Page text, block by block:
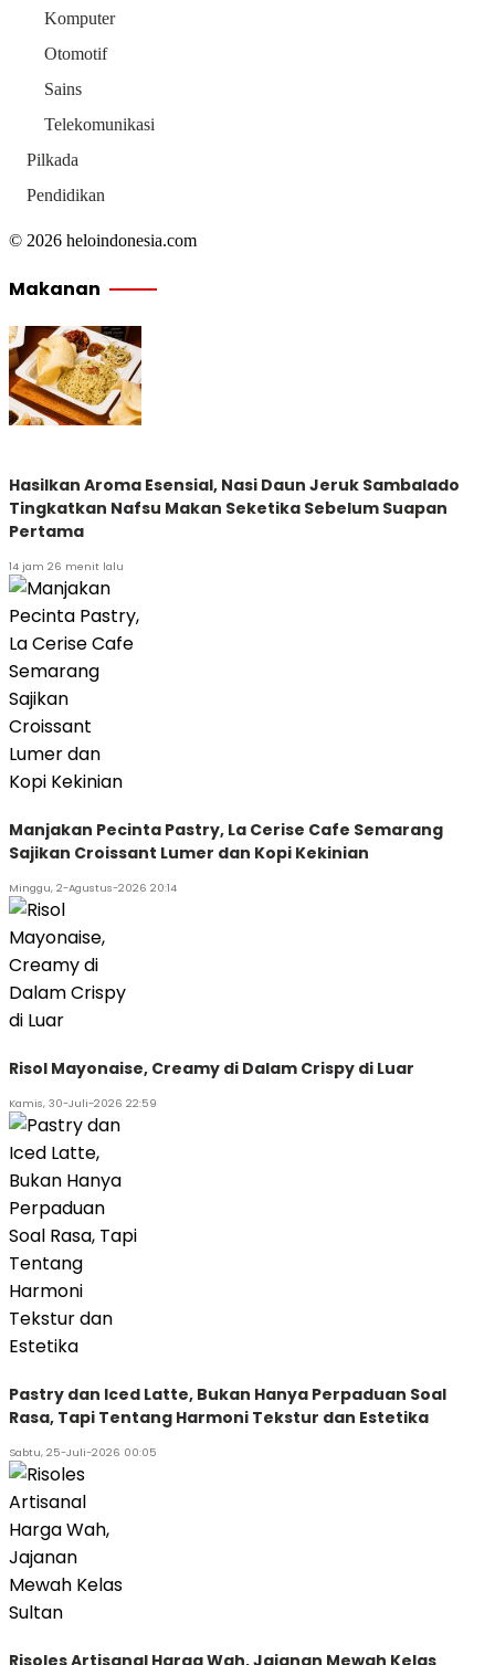
Komputer
Otomotif
Sains
Telekomunikasi
Pilkada
Pendidikan
© 2026 heloindonesia.com
Makanan
Hasilkan Aroma Esensial, Nasi Daun Jeruk Sambalado
Tingkatkan Nafsu Makan Seketika Sebelum Suapan
Pertama
14 jam 26 menit lalu
Manjakan Pecinta Pastry, La Cerise Cafe Semarang
Sajikan Croissant Lumer dan Kopi Kekinian
Minggu, 2-Agustus-2026 20:14
Risol Mayonaise, Creamy di Dalam Crispy di Luar
Kamis, 30-Juli-2026 22:59
Pastry dan Iced Latte, Bukan Hanya Perpaduan Soal
Rasa, Tapi Tentang Harmoni Tekstur dan Estetika
Sabtu, 25-Juli-2026 00:05
Risoles Artisanal Harga Wah, Jajanan Mewah Kelas